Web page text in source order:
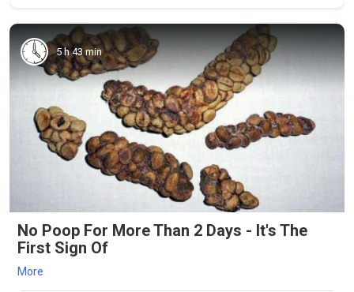
5 h 43 min
No Poop For More Than 2 Days - It's The
First Sign Of
More